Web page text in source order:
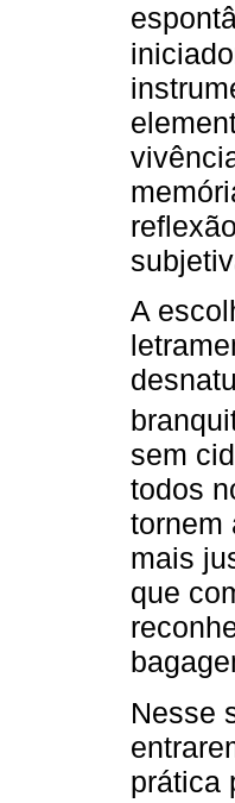
A
sem
todos
tornem
mais
que
Nesse
prática